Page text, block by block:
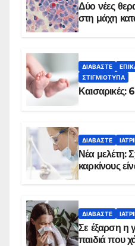
Δύο νέες
στη μάχη
ΔΙΑΒΆΣΤΕ
ΣΤΙΓΜΙΌΤΥΠΑ
Καισαρικές:
ΔΙΑΒΆΣΤΕ
Νέα μελέτη:
καρκίνους
ΔΙΑΒΆΣΤΕ
Σε έξαρση η
παιδιά που